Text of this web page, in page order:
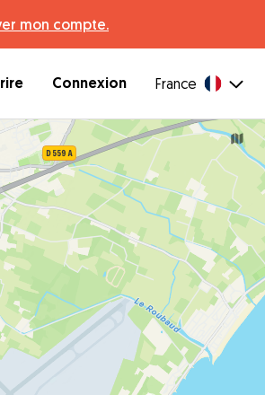
mon compte.
Connexion France